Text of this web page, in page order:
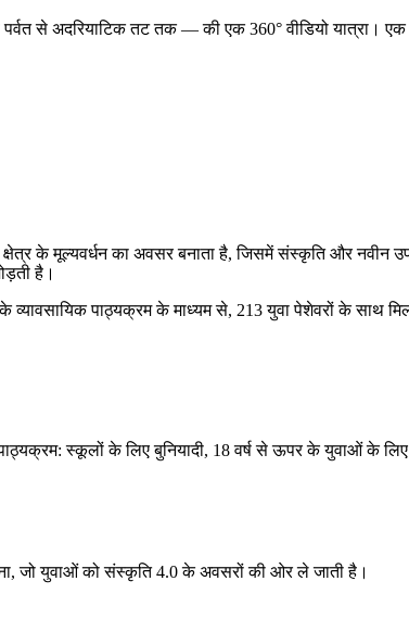
से अदरियाटिक तट तक — की एक 360° वीडियो यात्रा।
क्षेत्र के मूल्यवर्धन का अवसर बनाता है, जिसमें संस्कृति और
है।
पाठ्यक्रम के माध्यम से, 213 युवा पेशेवरों के साथ
स्कूलों के लिए बुनियादी, 18 वर्ष से ऊपर के युवाओं के लिए
जो युवाओं को संस्कृति 4.0 के अवसरों की ओर ले जाती है।